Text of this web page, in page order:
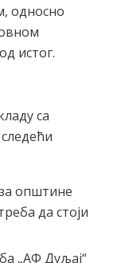
односно
истог.
са
општине
да стоји
„АФ Дуљај“